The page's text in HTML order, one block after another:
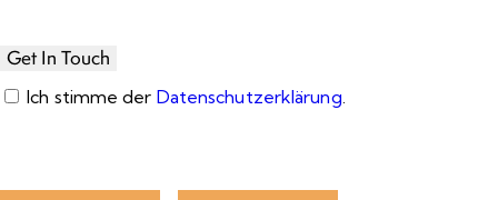
Ich stimme der Datenschutzerklärung